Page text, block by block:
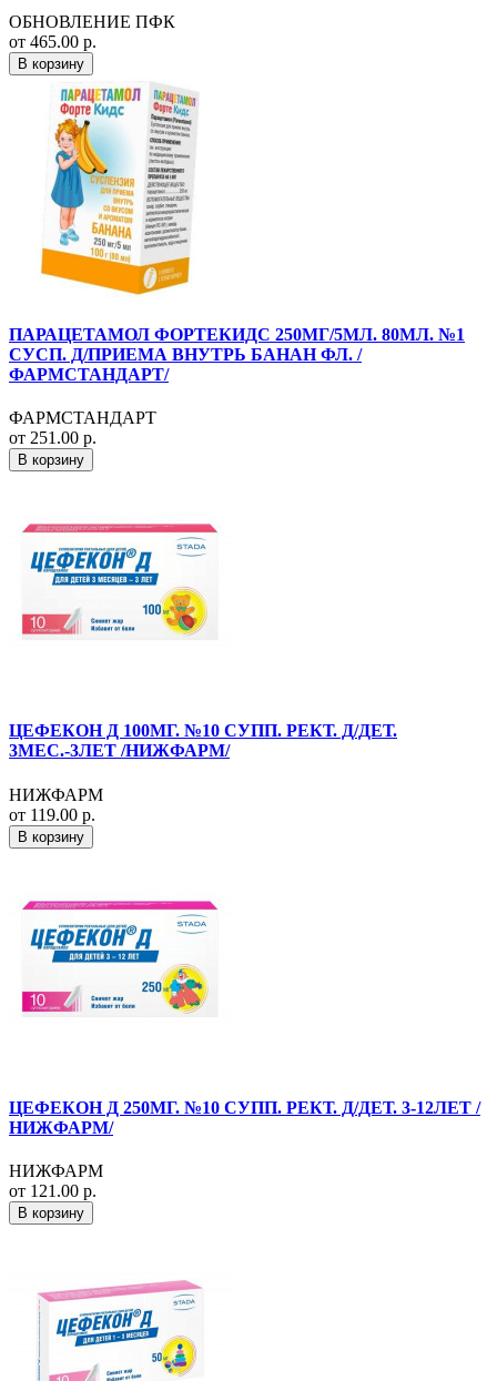
ОБНОВЛЕНИЕ ПФК
от 465.00 р.
В корзину
ПАРАЦЕТАМОЛ ФОРТЕКИДС 250МГ/5МЛ. 80МЛ. №1
СУСП. Д/ПРИЕМА ВНУТРЬ БАНАН ФЛ. /
ФАРМСТАНДАРТ/
ФАРМСТАНДАРТ
от 251.00 р.
В корзину
ЦЕФЕКОН Д 100МГ. №10 СУПП. РЕКТ. Д/ДЕТ.
3МЕС.-3ЛЕТ /НИЖФАРМ/
НИЖФАРМ
от 119.00 р.
В корзину
ЦЕФЕКОН Д 250МГ. №10 СУПП. РЕКТ. Д/ДЕТ. 3-12ЛЕТ /
НИЖФАРМ/
НИЖФАРМ
от 121.00 р.
В корзину